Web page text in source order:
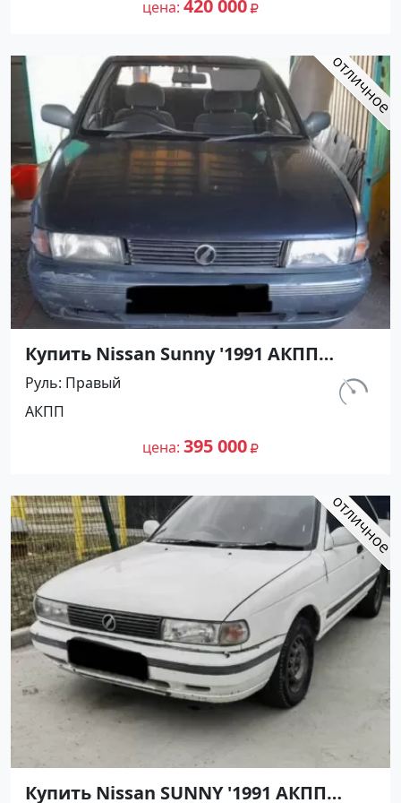
цена 420 000
Купить Nissan Sunny '1991 АКПП
(1400/75 л.с.) Бензин инжектор
Кореновск цвет Серый Седан по
цене 395000 рублей, объявление
№27500 на сайте Авторынок23
км.
Руль Правый
АКПП
цена 395 000
Купить Nissan SUNNY '1991 АКПП